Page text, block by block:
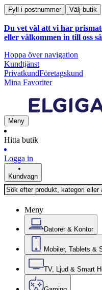
Fyll i postnummer Välj butik
Du vet väl att vi har
eller välkommen in till oss
Hoppa över navigation
Kundtjänst
PrivatkundFöretagskund
Mina Favoriter
Meny
Hitta butik
Logga in
Kundvagn
Meny
Datorer & Kontor
Mobiler, Tablets &
TV, Ljud & Smart